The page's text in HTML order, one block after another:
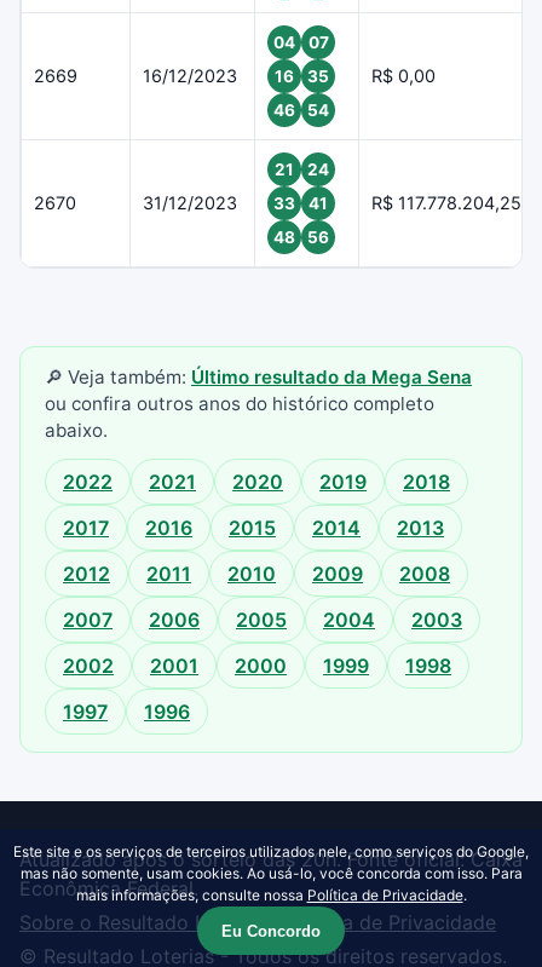
2669 16/12/2023
04
07
16
35
46
54
R$ 0,00
2670 31/12/2023
21
24
33
41
48
56
R$ 117.778.204,25
🔎 Veja também: Último resultado da Mega Sena
ou confira outros anos do histórico completo
abaixo.
2022 2021 2020 2019
2018
2017
2016 2015 2014
2013
2012
2011 2010 2009
2008
2007
2006 2005 2004
2003
2002
2001 2000 1999
1998
1997
1996
Atualizado após o sorteio das 20h. Fonte oficial: Caixa
Econômica Federal.
Sobre o Resultado Loterias·Política de Privacidade
© Resultado Loterias - Todos os direitos reservados.
Este site e os serviços de terceiros utilizados nele, como serviços do Google,
mas não somente, usam cookies. Ao usá-lo, você concorda com isso. Para
mais informações, consulte nossa Política de Privacidade.
Eu Concordo